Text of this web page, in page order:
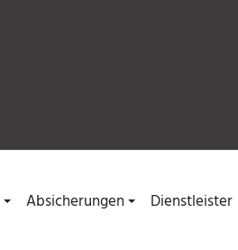
Absicherungen Dienstleister